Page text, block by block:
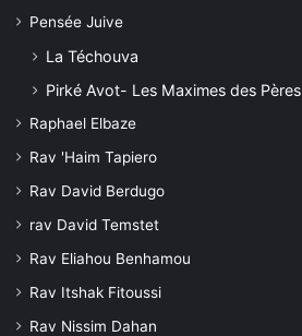
Pensée Juive
La Téchouva
Pirké Avot- Les Maximes des Pères
Raphael Elbaze
Rav 'Haim Tapiero
Rav David Berdugo
rav David Temstet
Rav Eliahou Benhamou
Rav Itshak Fitoussi
Rav Nissim Dahan